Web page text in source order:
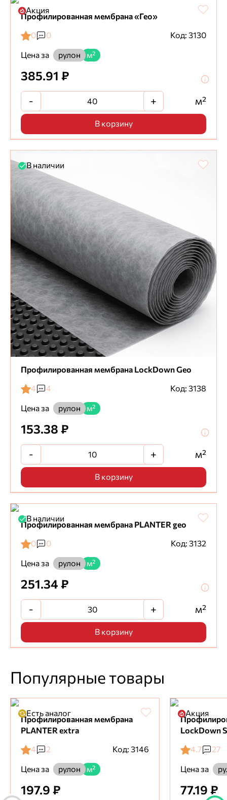
Акция
Профилированная мембрана «Гео»
0
0
Код: 3130
Цена за
рулон м²
385.91 ₽
- + м²
В корзину
В наличии
Профилированная мембрана LockDown Geo
4
4
Код: 3138
Цена за
рулон м²
153.38 ₽
- + м²
В корзину
В наличии
Профилированная мембрана PLANTER geo
0
0
Код: 3132
Цена за
рулон м²
251.34 ₽
- + м²
В корзину
Популярные товары
Есть аналог
Профилированная мембрана
PLANTER extra
4
2
Код: 3146
Цена за
рулон м²
197.9 ₽
Акция
LockDown
4.7
27
Цена за
77.19 ₽